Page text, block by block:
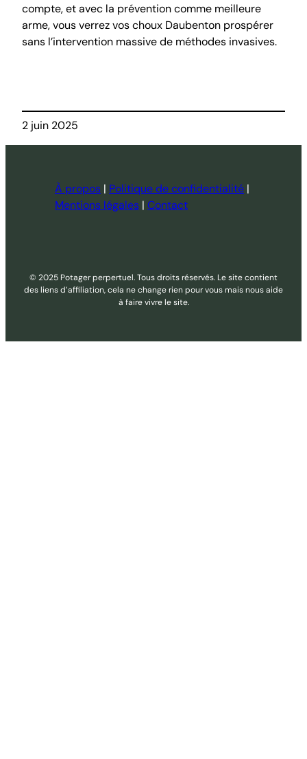
compte, et avec la prévention comme meilleure
arme, vous verrez vos choux Daubenton prospérer
sans l’intervention massive de méthodes invasives.
2 juin 2025
À propos | Politique de confidentialité |
Mentions légales | Contact
© 2025 Potager perpertuel. Tous droits réservés. Le site contient
des liens d’affiliation, cela ne change rien pour vous mais nous aide
à faire vivre le site.